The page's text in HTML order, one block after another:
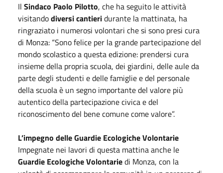
Il Sindaco Paolo Pilotto, che ha seguito le attività
visitandodiversi cantieridurante la mattinata, ha
ringraziato i numerosi volontari che si sono presi cura
di Monza: “Sono felice per la grande partecipazione del
mondo scolastico a questa edizione: prendersi cura
insieme della propria scuola, dei giardini, delle aule da
parte degli studenti e delle famiglie e del personale
della scuola è un segno importante del valore più
autentico della partecipazione civica e del
riconoscimento del bene comune come valore”.
L’impegno delle Guardie Ecologiche Volontarie
Impegnate nei lavori di questa mattina anche le
Guardie Ecologiche Volontariedi Monza, con la